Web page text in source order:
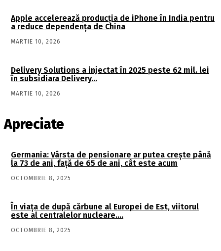
Apple accelerează producția de iPhone în India pentru
a reduce dependența de China
MARTIE 10, 2026
Delivery Solutions a injectat în 2025 peste 62 mil. lei
în subsidiara Delivery…
MARTIE 10, 2026
Apreciate
Germania: Vârsta de pensionare ar putea crește până
la 73 de ani, față de 65 de ani, cât este acum
OCTOMBRIE 8, 2025
În viaţa de după cărbune al Europei de Est, viitorul
este al centralelor nucleare….
OCTOMBRIE 8, 2025